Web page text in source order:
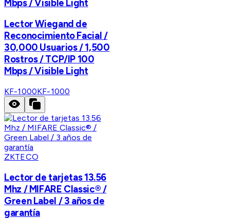
Mbps / Visible Light
Lector Wiegand de
Reconocimiento Facial /
30,000 Usuarios / 1,500
Rostros / TCP/IP 100
Mbps / Visible Light
KF-1000KF-1000
ZKTECO
Lector de tarjetas 13.56
Mhz / MIFARE Classic® /
Green Label / 3 años de
garantía